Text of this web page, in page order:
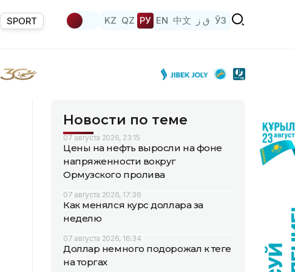
SPORT KZ QZ РУ EN 中文 ق ز ЎЗ
Новости по теме
07 августа 2026, 23:15
Цены на нефть выросли на фоне
напряженности вокруг
Ормузского пролива
07 августа 2026, 17:36
Как менялся курс доллара за
неделю
07 августа 2026, 16:34
Доллар немного подорожал к теңге
на торгах